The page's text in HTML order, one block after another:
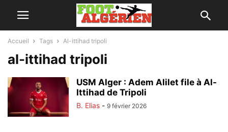
Accueil Tags Al-ittihad tripoli
al-ittihad tripoli
USM Alger : Adem Alilet file à Al-
Ittihad de Tripoli
B. Elias - 9 février 2026